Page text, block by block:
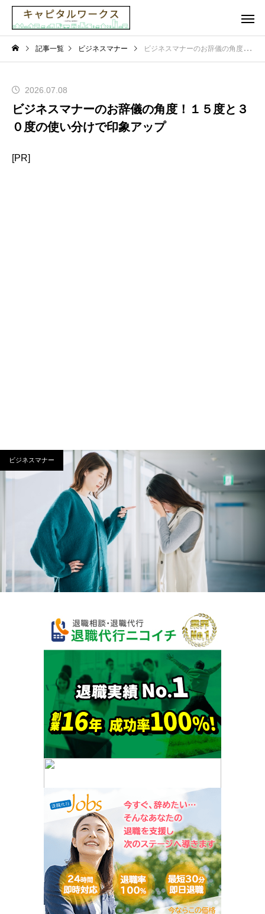
記事一覧 ビジネスマナー ビジネスマナーのお辞儀の角度！１５度と３０度の使い分けで印象アップ
2026.07.08
ビジネスマナーのお辞儀の角度！１５度と３
０度の使い分けで印象アップ
[PR]
ビジネスマナー